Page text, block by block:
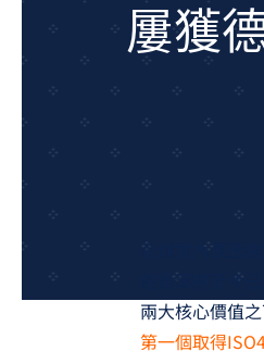
屢獲
全球室內表面裝
經營深耕至今
兩大核心價值
第一個取得